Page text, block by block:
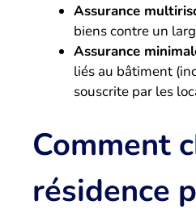
Assurance
biens contre un
Assurance
liés au bâtiment
souscrite par les
Comment
résidence